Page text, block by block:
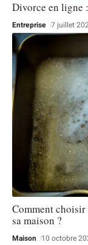
Divorce en ligne
Entreprise 7 juillet
Comment
sa maison ?
Maison 10 octobre